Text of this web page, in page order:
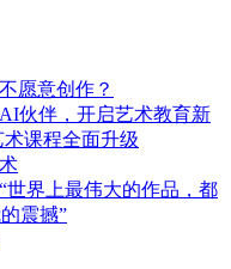
愿意创作？
伙伴，开启艺术教育新
课程全面升级
世界上最伟大的作品，都
震撼”